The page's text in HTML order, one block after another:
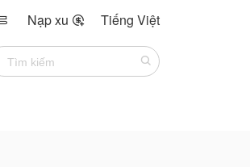
Nạp xu  Tiếng Việt